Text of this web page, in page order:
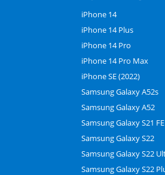
iPhone 14
iPhone 14 Plus
iPhone 14 Pro
iPhone 14 Pro Max
iPhone SE (2022)
Samsung Galaxy A52s
Samsung Galaxy A52
Samsung Galaxy S21 FE
Samsung Galaxy S22
Samsung Galaxy S22
Samsung Galaxy S22